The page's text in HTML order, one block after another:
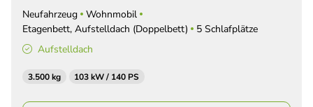
Neufahrzeug
Wohnmobil
Etagenbett, Aufstelldach (Doppelbett)
5 Schlafplätze
Aufstelldach
3.500 kg 103 kW / 140 PS